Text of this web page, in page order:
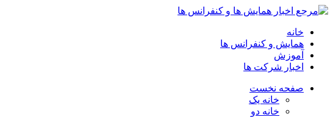
خانه
همایش و کنفرانس ها
آموزش
اخبار شرکت ها
صفحه نخست
خانه یک
خانه دو